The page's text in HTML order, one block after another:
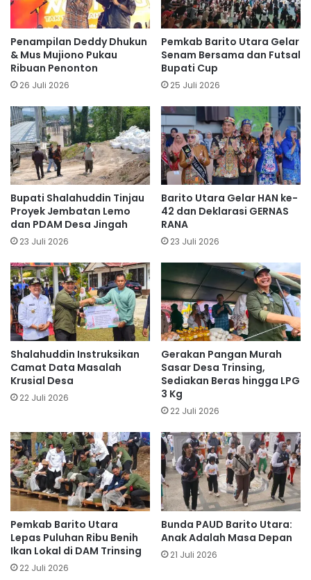
Penampilan Deddy Dhukun
& Mus Mujiono Pukau
Ribuan Penonton
26 Juli 2026
Pemkab Barito Utara Gelar
Senam Bersama dan Futsal
Bupati Cup
25 Juli 2026
Bupati Shalahuddin Tinjau
Proyek Jembatan Lemo
dan PDAM Desa Jingah
23 Juli 2026
Barito Utara Gelar HAN ke-
42 dan Deklarasi GERNAS
RANA
23 Juli 2026
Shalahuddin Instruksikan
Camat Data Masalah
Krusial Desa
22 Juli 2026
Gerakan Pangan Murah
Sasar Desa Trinsing,
Sediakan Beras hingga LPG
3 Kg
22 Juli 2026
Pemkab Barito Utara
Lepas Puluhan Ribu Benih
Ikan Lokal di DAM Trinsing
22 Juli 2026
Bunda PAUD Barito Utara:
Anak Adalah Masa Depan
21 Juli 2026